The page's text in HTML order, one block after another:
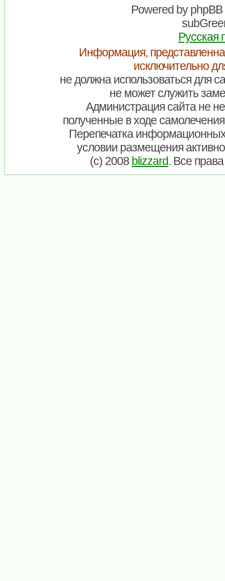
Powered byphpBB
Русская
Информация,
исключительно
не должна использоваться для
не может служить
Администрация сайта не
полученные в ходе
Перепечатка
условии размещения
(c) 2008 blizzard. Все